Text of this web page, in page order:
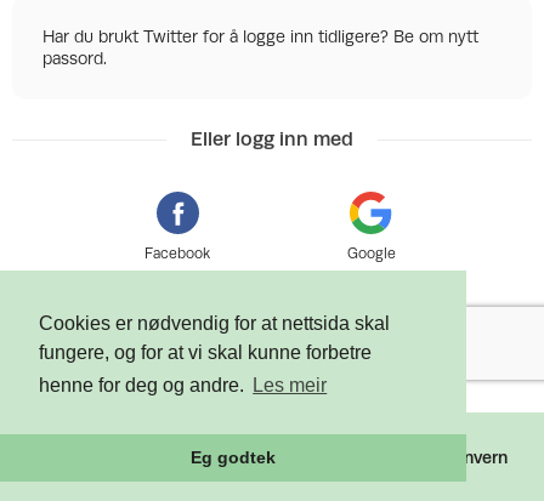
Cookies er nødvendig for at nettsida skal
fungere, og for at vi skal kunne forbetre
henne for deg og andre.
Les meir
Eg godtek
Har du brukt Twitter for å logge inn tidligere? Be om nytt
passord.
Eller logg inn med
Facebook Google
2026 Tixly AS - Powered by Personvern